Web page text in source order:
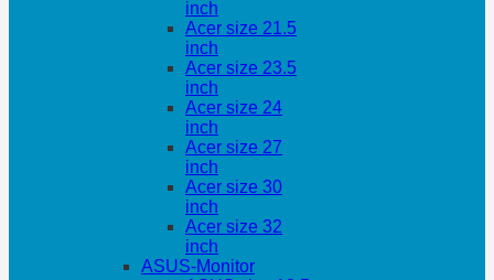
inch
Acer size 21.5
inch
Acer size 23.5
inch
Acer size 24
inch
Acer size 27
inch
Acer size 30
inch
Acer size 32
inch
ASUS-Monitor